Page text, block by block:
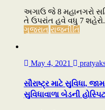
અગાઉ જે 8 મહાનગરો
તે ઉપરાંત હવે વધુ 7
ગુજરાત રાજનીતિ
May 4, 2021
સૌરાષ્ટ્ર માટે સુવિધા,
સુવિધાવાળા બેડની